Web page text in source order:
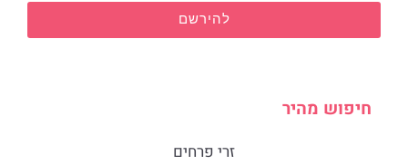
להירשם
חיפוש מהיר
זרי פרחים